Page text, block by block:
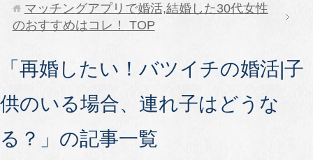
マッチングアプリで婚活,結婚した30代女性
のおすすめはコレ！
TOP
「再婚したい！バツイチの婚活|子
供のいる場合、連れ子はどうな
る？」の記事一覧